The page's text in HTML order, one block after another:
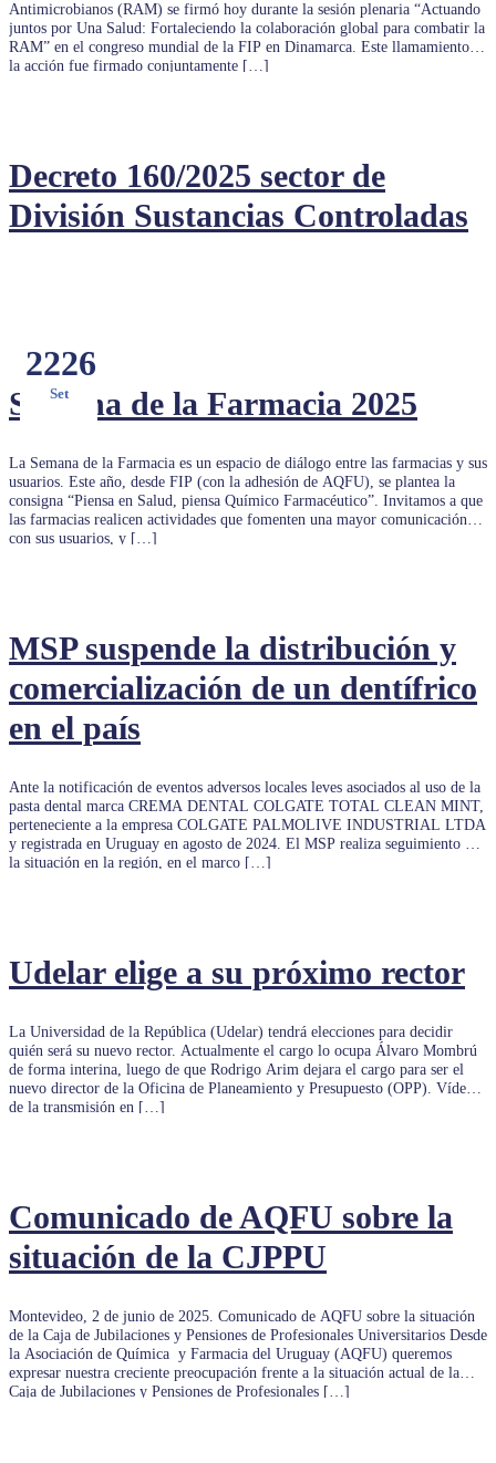
Antimicrobianos (RAM) se firmó hoy durante la sesión plenaria “Actuando
juntos por Una Salud: Fortaleciendo la colaboración global para combatir la
RAM” en el congreso mundial de la FIP en Dinamarca. Este llamamiento a
la acción fue firmado conjuntamente […]
Decreto 160/2025 sector de
División Sustancias Controladas
Semana de la Farmacia 2025
2226
Set
La Semana de la Farmacia es un espacio de diálogo entre las farmacias y sus
usuarios. Este año, desde FIP (con la adhesión de AQFU), se plantea la
consigna “Piensa en Salud, piensa Químico Farmacéutico”. Invitamos a que
las farmacias realicen actividades que fomenten una mayor comunicación
con sus usuarios, y […]
MSP suspende la distribución y
comercialización de un dentífrico
en el país
Ante la notificación de eventos adversos locales leves asociados al uso de la
pasta dental marca CREMA DENTAL COLGATE TOTAL CLEAN MINT,
perteneciente a la empresa COLGATE PALMOLIVE INDUSTRIAL LTDA
y registrada en Uruguay en agosto de 2024. El MSP realiza seguimiento de
la situación en la región, en el marco […]
Udelar elige a su próximo rector
La Universidad de la República (Udelar) tendrá elecciones para decidir
quién será su nuevo rector. Actualmente el cargo lo ocupa Álvaro Mombrú
de forma interina, luego de que Rodrigo Arim dejara el cargo para ser el
nuevo director de la Oficina de Planeamiento y Presupuesto (OPP). Vídeo
de la transmisión en […]
Comunicado de AQFU sobre la
situación de la CJPPU
Montevideo, 2 de junio de 2025. Comunicado de AQFU sobre la situación
de la Caja de Jubilaciones y Pensiones de Profesionales Universitarios Desde
la Asociación de Química y Farmacia del Uruguay (AQFU) queremos
expresar nuestra creciente preocupación frente a la situación actual de la
Caja de Jubilaciones y Pensiones de Profesionales […]